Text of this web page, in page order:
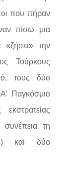
που πήραν
πίσω μια
την
Τούρκους
τους δύο
Παγκόσμιο
τη
και δύο